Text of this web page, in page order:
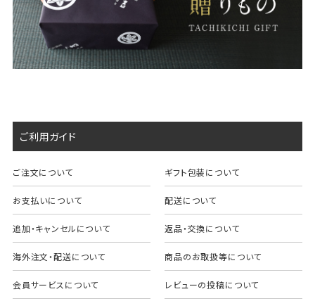
ご利用ガイド
ご注文について ギフト包装について
お支払いについて 配送について
追加・キャンセルについて 返品・交換について
海外注文・配送について 商品のお取扱等について
会員サービスについて レビューの投稿について